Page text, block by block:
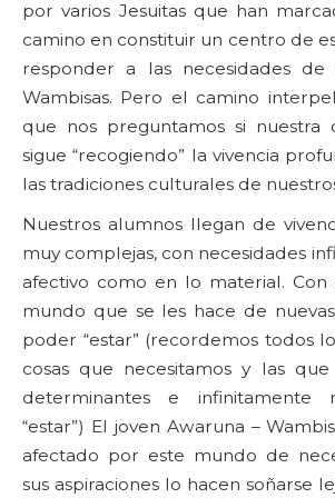
por varios Jesuitas que han
camino en constituir un centro de
responder a las necesidades de
Wambisas. Pero el camino
que nos preguntamos si nuestra
sigue “recogiendo” la vivencia
las tradiciones culturales de
Nuestros alumnos llegan de
muy complejas, con necesidades
afectivo como en lo material. Con
mundo que se les hace de
poder “estar” (recordemos todos
cosas que necesitamos y las
determinantes e infinitamente
“estar”) El joven Awaruna –
afectado por este mundo de
sus aspiraciones lo hacen soñarse